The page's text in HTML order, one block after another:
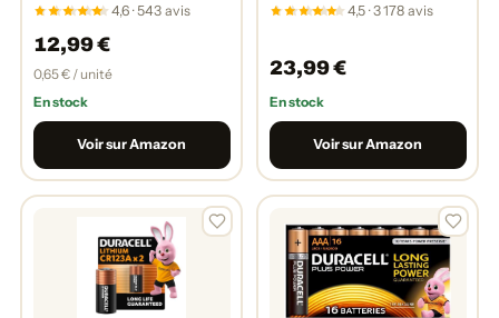
4,6 · 543 avis
12,99 €
0,65 € / unité
En stock
Voir sur Amazon
avec Boîte de Stockage
4,5 · 3 178 avis
23,99 €
En stock
Voir sur Amazon